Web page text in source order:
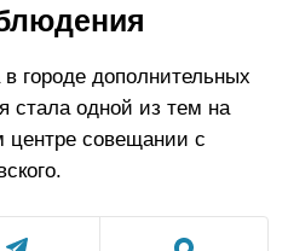
в городе дополнительных
стала одной из тем на
совещании с